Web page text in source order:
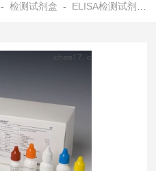
-检测试剂盒 - ELISA检测试剂盒